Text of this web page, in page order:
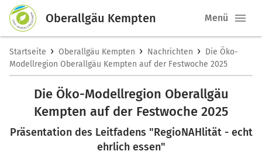
Oberallgäu Kempten Menü
Startseite › Oberallgäu Kempten › Nachrichten › Die Öko-
Modellregion Oberallgäu Kempten auf der Festwoche 2025
Die Öko-Modellregion Oberallgäu
Kempten auf der Festwoche 2025
Präsentation des Leitfadens "RegioNAHlität - echt
ehrlich essen"